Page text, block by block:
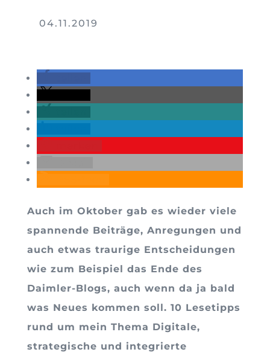
04.11.2019
Auch im Oktober gab es wieder viele
spannende Beiträge, Anregungen und
auch etwas traurige Entscheidungen
wie zum Beispiel das Ende des
Daimler-Blogs, auch wenn da ja bald
was Neues kommen soll. 10 Lesetipps
rund um mein Thema Digitale,
strategische und integrierte